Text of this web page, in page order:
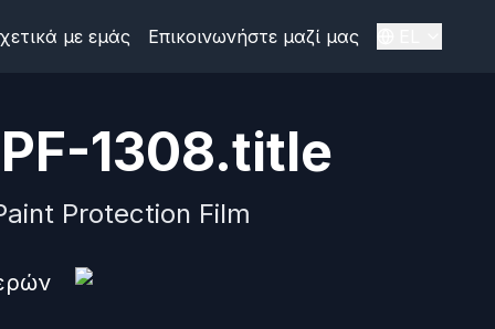
με εμάς Επικοινωνήστε μαζί μας
1308.title
Protection Film